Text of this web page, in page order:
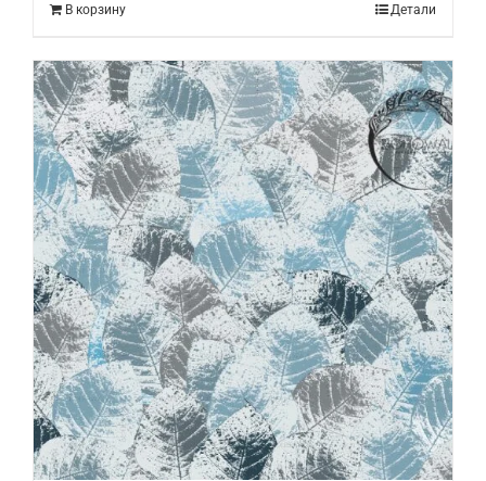
В корзину Детали